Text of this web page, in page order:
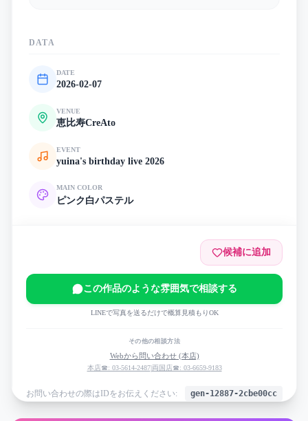
DATA
DATE
2026-02-07
VENUE
恵比寿CreAto
EVENT
yuina's birthday live 2026
MAIN COLOR
ピンク 白パステル
候補に追加
この作品のような雰囲気で相談する
LINEで写真を送るだけで概算見積もりOK
その他の相談方法
Webから問い合わせ (本店)
本店☎: 03-5614-2487|両国店☎: 03-6659-9183
お問い合わせの際はIDをお伝えください: gen-12887-2cbe00cc